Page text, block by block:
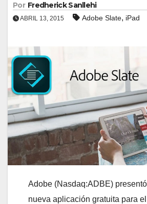
Por Fredherick Sanllehi
ABRIL 13, 2015 Adobe Slate, iPad
Adobe (Nasdaq:ADBE) presentó
nueva aplicación gratuita para